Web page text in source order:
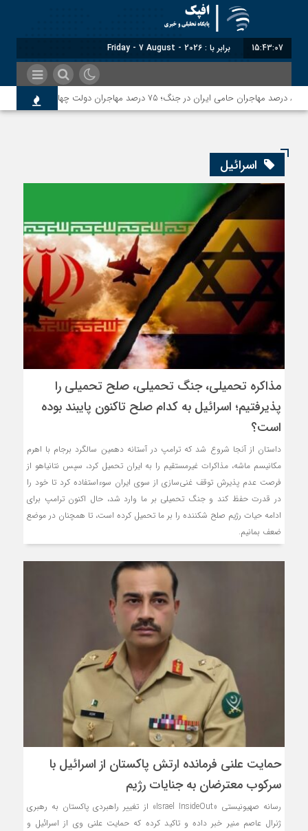
15:43:08 برابر با : Friday - 7 August - 2026
اسرائیل
مذاکره تحمیلی، جنگ تحمیلی، صلح تحمیلی را
پذیرفتیم؛ اسرائیل به کدام صلح تاکنون پایبند بوده
است؟
داستان از آنجا شروع شد که ترامپ در آستانه دهمین سالگرد برجام با اهرم
مکانیسم ماشه، مذاکرات غیرمستقیم را به ایران تحمیل کرد، سپس نتانیاهو از
فرصت عدم پذیرش توقف غنی‌سازی از سوی ایران سوءاستفاده کرد تا خود را
در قدرت حفظ کند و جنگ تحمیلی بر ما وارد شد، حال اکنون ترامپ برای
ادامه حیات رژیم صلح شکننده را بر ما تحمیل کرده است، تا همچنان در موضع
ضعف بمانیم.
حمایت علنی فرمانده ارتش پاکستان از اسرائیل با
سرکوب معترضان به جنایات رژیم
رسانه صهیونیستی «Israel InsideOut» از تغییر راهبردی پاکستان به رهبری
ژنرال عاصم منیر خبر داده و تاکید کرده که حمایت علنی وی از اسرائیل و